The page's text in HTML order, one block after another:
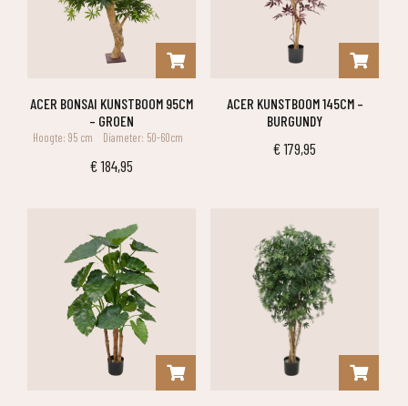
ACER BONSAI KUNSTBOOM 95CM
– GROEN
Hoogte: 95 cm Diameter: 50-60cm
€184,95
ACER KUNSTBOOM 145CM –
BURGUNDY
€179,95